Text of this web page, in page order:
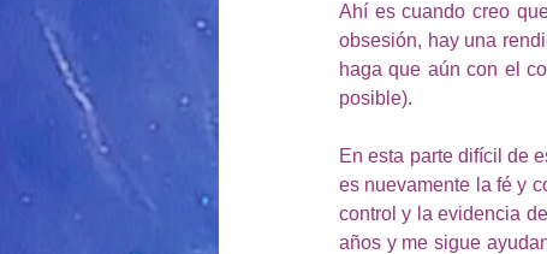
Ahí es cuando creo
obsesión, hay una
haga que aún con el
posible).
En esta parte difícil de
es nuevamente la fé y
control y la evidencia
años y me sigue